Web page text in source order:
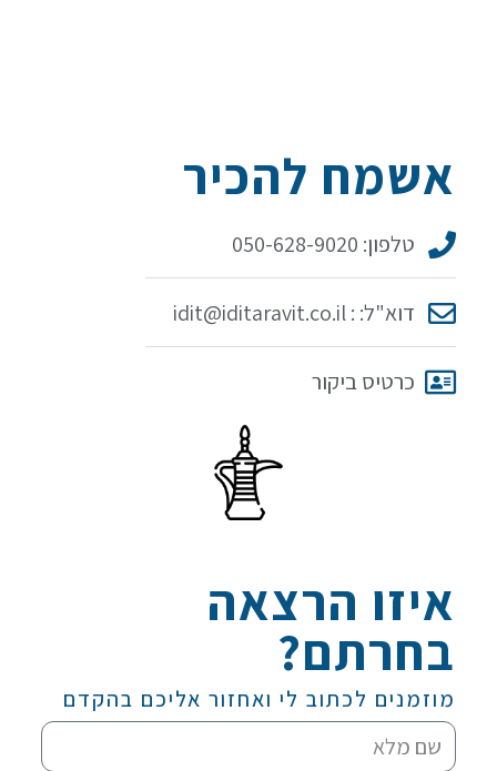
איזו הרצאה
בחרתם?
מוזמנים לכתוב לי ואחזור אליכם בהקדם
אשמח להכיר
טלפון: 050-628-9020
דוא"ל: : idit@iditaravit.co.il
כרטיס ביקור